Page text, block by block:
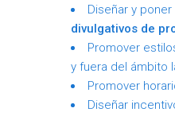
Diseñar y
divulgativos de
Promover
y fuera del ámbito
Promover
Diseñar